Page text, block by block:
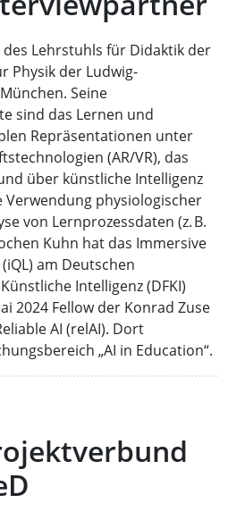
Lehrstuhls für Didaktik der
Physik der Ludwig-
Seine
sind das Lernen und
Repräsentationen unter
(AR/VR), das
über künstliche Intelligenz
Verwendung physiologischer
von Lernprozessdaten (z. B.
Kuhn hat das Immersive
am Deutschen
Intelligenz (DFKI)
2024 Fellow der Konrad Zuse
AI (relAI). Dort
„AI in Education“.